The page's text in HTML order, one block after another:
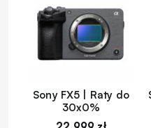
Sony FX5 | Raty do
30x0%